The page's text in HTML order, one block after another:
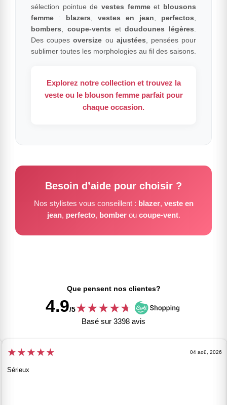
sélection pointue de vestes femmeet blousons
femme : blazers vestes en jean perfectos
bombers
coupe-vents etdoudounes légères
Des coupesoversize ou ajustées , pensées pour
sublimer toutes les morphologies au fil des saisons.
Explorez notre collection et trouvez la
vesteou le blouson femmeparfait pour
chaque occasion.
Besoin d’aide pour choisir ?
Nos stylistes vous conseillent : blazer, veste en
jean, perfecto, bomberou coupe-vent.
Que pensent nos clientes?
4.9/5★★★★★
★
Basé sur 3398 avis
★★★★★ 04 aoû, 2026
Sérieux